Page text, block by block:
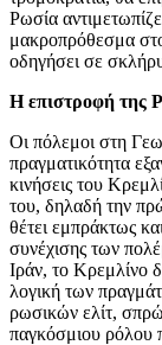
Ρωσία
μακροπρόθεσμα
οδηγήσει σε
Η επιστροφή της
Οι πόλεμοι στη
πραγματικότητα
κινήσεις του
του, δηλαδή την
θέτει εμπράκτως
συνέχισης των
Ιράν, το Κρεμλίνο
λογική των
ρωσικών ελίτ,
παγκόσμιου ρόλου